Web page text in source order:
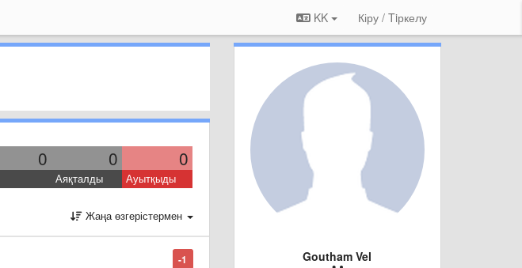
KK Кіру / Tiркелу
0 0 0
Аяқталды Ауытқыды
Жаңа өзгерістермен
-1 Goutham Vel